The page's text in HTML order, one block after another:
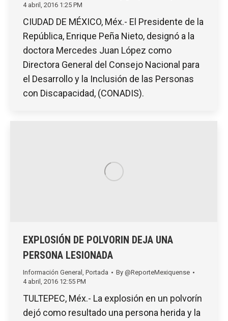
4 abril, 2016 1:25 PM
CIUDAD DE MÉXICO, Méx.- El Presidente de la
República, Enrique Peña Nieto, designó a la
doctora Mercedes Juan López como
Directora General del Consejo Nacional para
el Desarrollo y la Inclusión de las Personas
con Discapacidad, (CONADIS).
EXPLOSIÓN DE POLVORIN DEJA UNA
PERSONA LESIONADA
Información General , Portada By @ReporteMexiquense
4 abril, 2016 12:55 PM
TULTEPEC, Méx.- La explosión en un polvorín
dejó como resultado una persona herida y la